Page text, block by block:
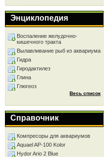
Энциклопедия
Воспаление желудочно-
кишечного тракта
Вылавливание рыб из аквариума
Гидра
Гиродактилез
Глина
Глюгеоз
Весь список
Справочник
Компресоры для аквариумов
Aquael AP-100 Kolor
Hydor Ario 2 Blue